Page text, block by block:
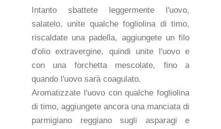
Intanto sbattete leggermente l'uovo,
salatelo, unite qualche fogliolina di timo,
riscaldate una padella, aggiungete un filo
d'olio extravergine, quindi unite l'uovo e
con una forchetta mescolate, fino a
quando l'uovo sarà coagulato.
Aromatizzate l'uovo con qualche fogliolina
di timo, aggiungete ancora una manciata di
parmigiano reggiano sugli asparagi e